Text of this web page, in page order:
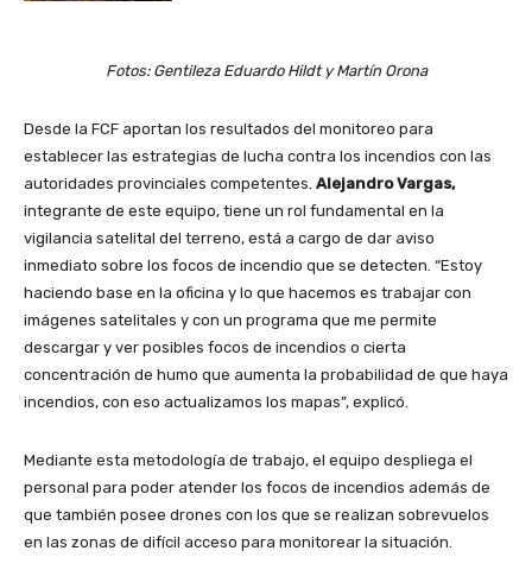
Fotos: Gentileza Eduardo Hildt y Martín Orona
Desde la FCF aportan los resultados del monitoreo para
establecer las estrategias de lucha contra los incendios con las
autoridades provinciales competentes. Alejandro Vargas,
integrante de este equipo, tiene un rol fundamental en la
vigilancia satelital del terreno, está a cargo de dar aviso
inmediato sobre los focos de incendio que se detecten. “Estoy
haciendo base en la oficina y lo que hacemos es trabajar con
imágenes satelitales y con un programa que me permite
descargar y ver posibles focos de incendios o cierta
concentración de humo que aumenta la probabilidad de que haya
incendios, con eso actualizamos los mapas”, explicó.
Mediante esta metodología de trabajo, el equipo despliega el
personal para poder atender los focos de incendios además de
que también posee drones con los que se realizan sobrevuelos
en las zonas de difícil acceso para monitorear la situación.